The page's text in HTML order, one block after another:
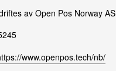
av Open Pos Norway AS
www.openpos.tech/nb/